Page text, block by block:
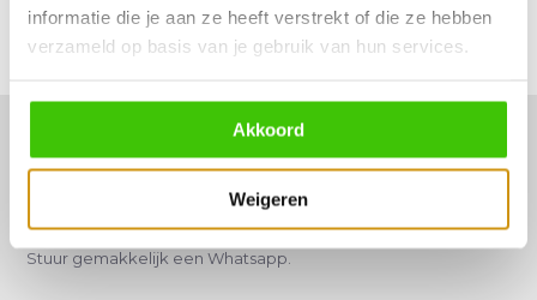
informatie die je aan ze heeft verstrekt of die ze hebben
verzameld op basis van je gebruik van hun services.
Akkoord
Weigeren
Delen
Hulp of advies nodig?
Vraag het een van onze specialisten!
Stuur gemakkelijk een Whatsapp.